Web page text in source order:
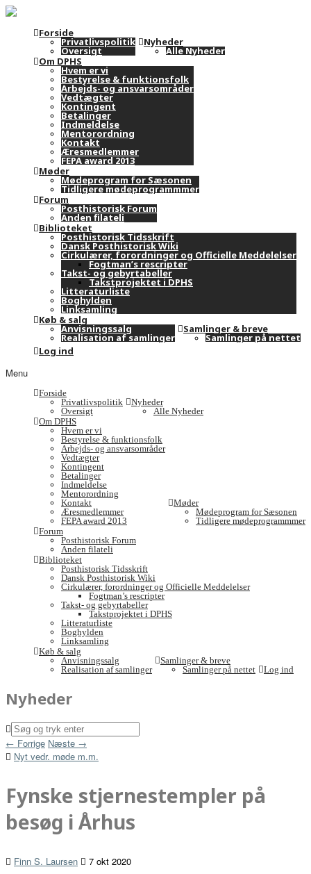
Forside
Privatlivspolitik
Oversigt
Nyheder
Alle Nyheder
Om DPHS
Hvem er vi
Bestyrelse & funktionsfolk
Arbejds- og ansvarsområder
Vedtægter
Kontingent
Betalinger
Indmeldelse
Mentorordning
Kontakt
Æresmedlemmer
FEPA award 2013
Møder
Mødeprogram for Sæsonen
Tidligere mødeprogrammmer
Forum
Posthistorisk Forum
Anden filateli
Biblioteket
Posthistorisk Tidsskrift
Dansk Posthistorisk Wiki
Cirkulærer, forordninger og Officielle Meddelelser
Fogtman’s rescripter
Takst- og gebyrtabeller
Takstprojektet i DPHS
Litteraturliste
Boghylden
Linksamling
Køb & salg
Anvisningssalg
Realisation af samlinger
Samlinger & breve
Samlinger på nettet
Log ind
Menu
Forside
Privatlivspolitik
Oversigt
Nyheder
Alle Nyheder
Om DPHS
Hvem er vi
Bestyrelse & funktionsfolk
Arbejds- og ansvarsområder
Vedtægter
Kontingent
Betalinger
Indmeldelse
Mentorordning
Kontakt
Æresmedlemmer
FEPA award 2013
Møder
Mødeprogram for Sæsonen
Tidligere mødeprogrammmer
Forum
Posthistorisk Forum
Anden filateli
Biblioteket
Posthistorisk Tidsskrift
Dansk Posthistorisk Wiki
Cirkulærer, forordninger og Officielle Meddelelser
Fogtman’s rescripter
Takst- og gebyrtabeller
Takstprojektet i DPHS
Litteraturliste
Boghylden
Linksamling
Køb & salg
Anvisningssalg
Realisation af samlinger
Samlinger & breve
Samlinger på nettet
Log ind
Nyheder
← Forrige Næste →
Nyt vedr. møde m.m.
Fynske stjernestempler på
besøg i Århus
Finn S. Laursen 7 okt 2020